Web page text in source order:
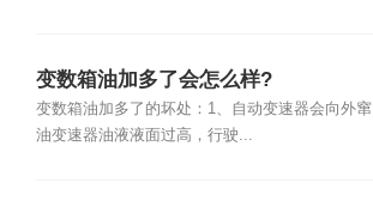
变数箱油加多了会怎么样?
变数箱油加多了的坏处：1、自动变速器会向外窜
油变速器油液液面过高，行驶...